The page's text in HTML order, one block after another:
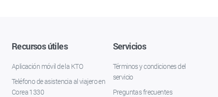
Recursos útiles
Aplicación móvil de la KTO
Teléfono de asistencia al viajero en
Corea 1330
Servicios
Términos y condiciones del
servicio
Preguntas frecuentes